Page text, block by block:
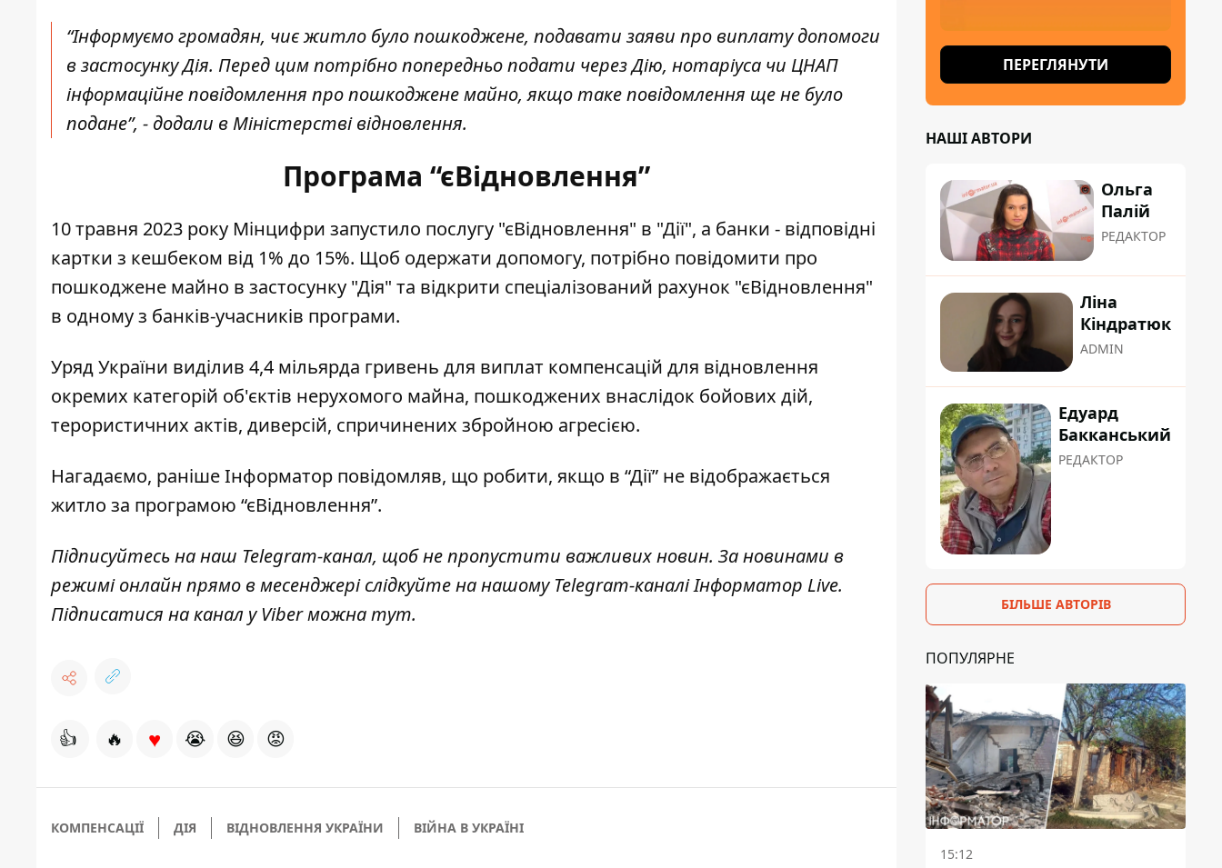
“Інформуємо громадян, чиє житло було пошкоджене, подавати заяви про виплату допомоги
в застосунку Дія. Перед цим потрібно попередньо подати через Дію, нотаріуса чи ЦНАП
інформаційне повідомлення про пошкоджене майно, якщо таке повідомлення ще не було
подане”, - додали в Міністерстві відновлення.
Програма “єВідновлення”
10 травня 2023 року Мінцифри запустило послугу "єВідновлення" в "Дії", а банки - відповідні
картки з кешбеком від 1% до 15%. Щоб одержати допомогу, потрібно повідомити про
пошкоджене майно в застосунку "Дія" та відкрити спеціалізований рахунок "єВідновлення"
в одному з банків-учасників програми.
Уряд України виділив 4,4 мільярда гривень для виплат компенсацій для відновлення
окремих категорій об'єктів нерухомого майна, пошкоджених внаслідок бойових дій,
терористичних актів, диверсій, спричинених збройною агресією.
Нагадаємо, раніше Інформатор повідомляв, що робити, якщо в “Дії” не відображається
житло за програмою “єВідновлення”.
Підписуйтесь на наш Telegram-канал, щоб не пропустити важливих новин. За новинами в
режимі онлайн прямо в месенджері слідкуйте на нашому Telegram-каналіІнформатор Live.
Підписатися на канал у Viber можнатут.
👍 🔥 ♥ 😭 😆 😡
КОМПЕНСАЦІЇ ДІЯ ВІДНОВЛЕННЯ УКРАЇНИ ВІЙНА В УКРАЇНІ
ПЕРЕГЛЯНУТИ
НАШІ АВТОРИ
Ольга
Палій
РЕДАКТОР
Ліна
Кіндратюк
ADMIN
Едуард
Бакканський
РЕДАКТОР
БІЛЬШЕ АВТОРІВ
ПОПУЛЯРНЕ
15:12